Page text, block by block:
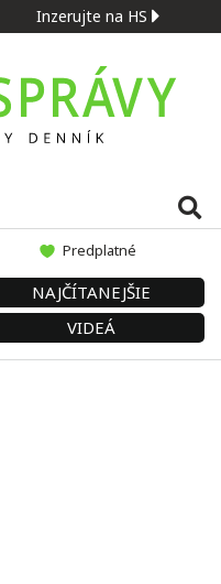
Inzerujte na HS
Predplatné
NAJČÍTANEJŠIE
VIDEÁ